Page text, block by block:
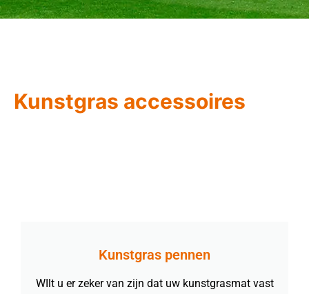
Kunstgras accessoires
Kunstgras pennen
WIlt u er zeker van zijn dat uw kunstgrasmat vast